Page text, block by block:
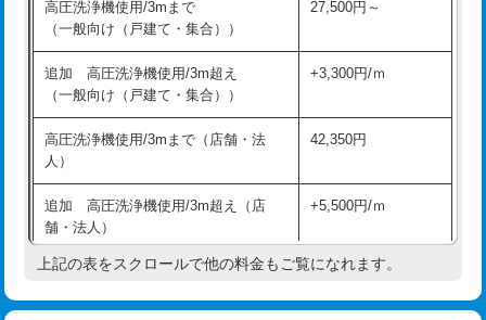
給水管工事※（支持金具設置)
給水管工事※（保温材使用（バンド止
め込み）)
5,500円
給水管工事※（土の掘削・埋め戻し作
業)
11,000円
給水管工事※（塩ビ管（VP・HI）使
用/3ｍまで)
33,000円
給水管工事※（塩ビ管（VP・HI）使
+8,800円
高圧洗浄機使用/3mまで
（一般向け（戸建て・集合））
27,500円～
追加 高圧洗浄機使用/3m超え
（一般向け（戸建て・集合））
+3,300円/ｍ
高圧洗浄機使用/3mまで（店舗・法
人）
42,350円
追加 高圧洗浄機使用/3m超え（店
舗・法人）
+5,500円/ｍ
高度高圧洗浄換 現地調査
上記の表をスクロールで他の料金もご覧になれます。